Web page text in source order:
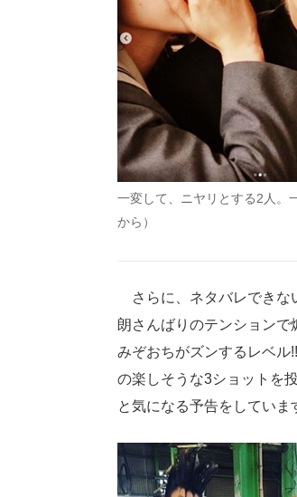
一変して、ニヤリとする2人。
から）
さらに、ネタバレできな
朗さんばりのテンションで
みぞおちがズンするレベル
の楽しそうな3ショットを
と気になる予告をしていま